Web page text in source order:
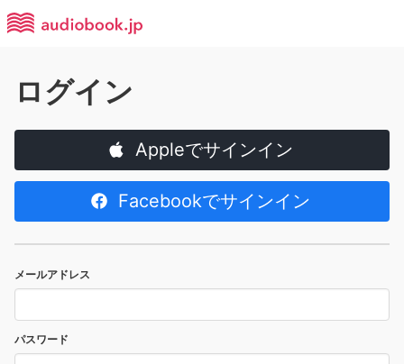
ログイン
Appleでサインイン
Facebookでサインイン
メールアドレス
パスワード